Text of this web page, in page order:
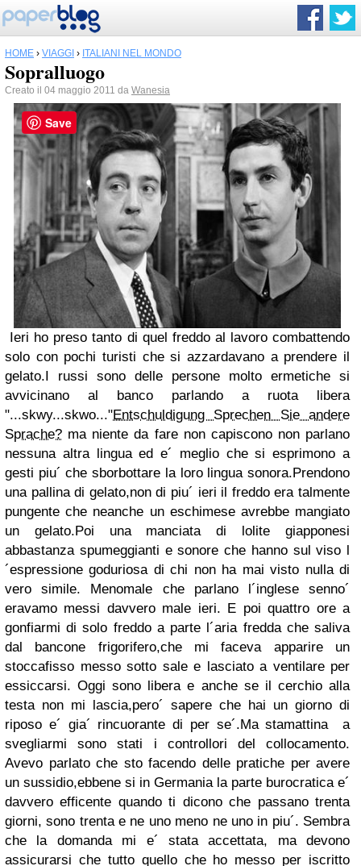
HOME › VIAGGI › ITALIANI NEL MONDO
Sopralluogo
Creato il 04 maggio 2011 da Wanesia
Ieri ho preso tanto di quel freddo al lavoro combattendo
solo con pochi turisti che si azzardavano a prendere il
gelato.I russi sono delle persone molto ermetiche si
avvicinano al banco parlando a ruota libera
"...skwy...skwo..."Entschuldigung Sprechen Sie andere
Sprache? ma niente da fare non capiscono non parlano
nessuna altra lingua ed e´ meglio che si esprimono a
gesti piu´ che sborbottare la loro lingua sonora.Prendono
una pallina di gelato,non di piu´ ieri il freddo era talmente
pungente che neanche un eschimese avrebbe mangiato
un gelato.Poi una manciata di lolite giapponesi
abbastanza spumeggianti e sonore che hanno sul viso l
´espressione goduriosa di chi non ha mai visto nulla di
vero simile. Menomale che parlano l´inglese senno´
eravamo messi davvero male ieri. E poi quattro ore a
gonfiarmi di solo freddo a parte l´aria fredda che saliva
dal bancone frigorifero,che mi faceva apparire un
stoccafisso messo sotto sale e lasciato a ventilare per
essiccarsi. Oggi sono libera e anche se il cerchio alla
testa non mi lascia,pero´ sapere che hai un giorno di
riposo e´ gia´ rincuorante di per se´.Ma stamattina a
svegliarmi sono stati i controllori del collocamento.
Avevo parlato che sto facendo delle pratiche per avere
un sussidio,ebbene si in Germania la parte burocratica e´
davvero efficente quando ti dicono che passano trenta
giorni, sono trenta e ne uno meno ne uno in piu´. Sembra
che la domanda mi e´ stata accettata, ma devono
assicurarsi che tutto quello che ho messo per iscritto
Save